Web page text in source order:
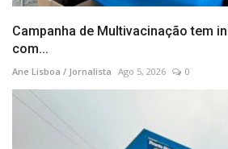
Campanha de Multivacinação tem
com...
Ane Lisboa / Jornalista Ago 5, 2026 0